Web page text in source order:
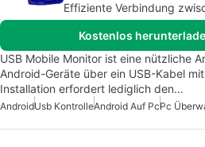
Effiziente Verbindung
Kostenlos
USB Mobile Monitor ist eine nützliche
Android-Geräte über ein USB-Kabel
Installation erfordert lediglich den…
AndroidUsb KontrolleAndroid Auf PcPc